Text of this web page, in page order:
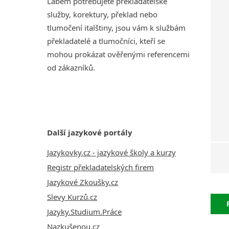
služby, korektury, překlad nebo
tlumočení italštiny, jsou vám k službám
překladatelé a tlumočníci, kteří se
mohou prokázat ověřenými referencemi
od zákazníků.
Další jazykové portály
Jazykovky.cz - jazykové školy a kurzy
Registr překladatelských firem
Jazykové Zkoušky.cz
Slevy Kurzů.cz
Jazyky.Studium.Práce
Nazkušenou.cz